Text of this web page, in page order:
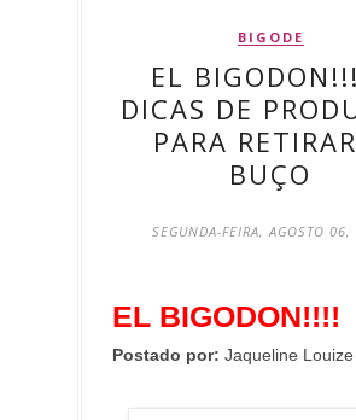
BIGODE
EL
DICAS DE
PARA
BUÇO
SEGUNDA-FEIRA, AGOSTO
EL BIGODON!!!!
Postado por: Jaqueline